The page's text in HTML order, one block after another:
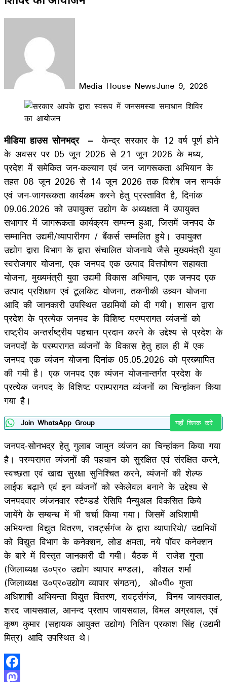
Media House NewsJune 9, 2026
Facebook
LinkedIn
WhatsApp
Telegram
मीडिया हाउस सोनभद्र –केन्द्र सरकार के 12 वर्ष पूर्ण होने
के अवसर पर 05 जून 2026 से 21 जून 2026 के मध्य,
प्रदेश में समेकित जन-कल्याण एवं जन जागरूकता अभियान के
तहत 08 जून 2026 से 14 जून 2026 तक विशेष जन सम्पर्क
एवं जन-जागरूकता कार्यकम करने हेतु प्रस्तावित है, दिनांक
09.06.2026 को उपायुक्त उद्योग के अध्यक्षता में उपायुक्त
सभागार में जागरूकता कार्यक्रम सम्पन्न हुआ, जिसमें जनपद के
सम्मानित उद्यमी/व्यापारीगण / बैंकर्स सम्मलित हुये। उपायुक्त
उद्योग द्वारा विभाग के द्वारा संचालित योजनाये जैसे मुख्यमंत्री युवा
स्वरोजगार योजना, एक जनपद एक उत्पाद वित्तपोषण सहायता
योजना, मुख्यमंत्री युवा उद्यमी विकास अभियान, एक जनपद एक
उत्पाद प्रशिक्षण एवं टूलकिट योजना, तकनीकी उन्न्यन योजना
आदि की जानकारी उपस्थित उद्यमियों को दी गयी। शासन द्वारा
प्रदेश के प्रत्येक जनपद के विशिष्ट परम्परागत व्यंजनों को
राष्ट्रीय अन्तर्राष्ट्रीय पहचान प्रदान करने के उद्देश्य से प्रदेश के
जनपदों के परम्परागत व्यंजनों के विकास हेतु हाल ही में एक
जनपद एक व्यंजन योजना दिनांक 05.05.2026 को प्रख्यापित
की गयी है। एक जनपद एक व्यंजन योजनान्तर्गत प्रदेश के
प्रत्येक जनपद के विशिष्ट पराम्परागत व्यंजनों का चिन्हांकन किया
गया है।
Join WhatsApp Group यहाँ क्लिक करे
जनपद-सोनभद्र हेतु गुलाब जामुन व्यंजन का चिन्हांकन किया गया
है। परम्परागत व्यंजनों की पहचान को सुरक्षित एवं संरक्षित करने,
स्वच्छता एवं खाद्य सुरक्षा सुनिश्चित करने, व्यंजनों की शेल्फ
लाईफ बढ़ाने एवं इन व्यंजनों को स्केलेवल बनाने के उद्देश्य से
जनपदवार व्यंजनवार स्टैण्डर्ड रेसिपि मैन्युअल विकसित किये
जायेंगे के सम्बन्ध में भी चर्चा किया गया। जिसमें अधिशाषी
अभियन्ता विद्युत वितरण, रावर्ट्सगंज के द्वारा व्यापारियो/ उद्यमियों
को विद्युत विभाग के कनेक्शन, लोड क्षमता, नये पॉवर कनेक्शन
के बारे में विस्तृत जानकारी दी गयी। बैठक में राजेश गुप्ता
(जिलाध्यक्ष उ०प्र० उद्योग व्यापार मण्डल), कौशल शर्मा
(जिलाध्यक्ष उ०प्र०उद्योग व्यापार संगठन), ओ०पी० गुप्ता
अधिशाषी अभियन्ता विद्युत वितरण, रावर्ट्सगंज, विनय जायसवाल,
शरद जायसवाल, आनन्द प्रताप जायसवाल, विमल अग्रवाल, एवं
कृष्ण कुमार (सहायक आयुक्त उद्योग) नितिन प्रकाश सिंह (उद्यमी
मित्र) आदि उपस्थित थे।
Facebook